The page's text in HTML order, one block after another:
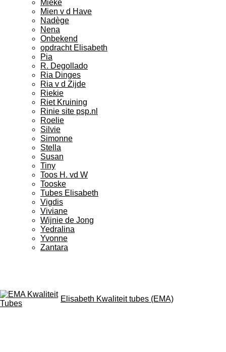
Mieke
Mien v d Have
Nadège
Nena
Onbekend
opdracht Elisabeth
Pia
R. Degollado
Ria Dinges
Ria v d Zijde
Riekie
Riet Kruining
Rinie site psp.nl
Roelie
Silvie
Simonne
Stella
Susan
Tiny
Toos H. vd W
Tooske
Tubes Elisabeth
Vigdis
Viviane
Wijnie de Jong
Yedralina
Yvonne
Zantara
Elisabeth Kwaliteit tubes (EMA)